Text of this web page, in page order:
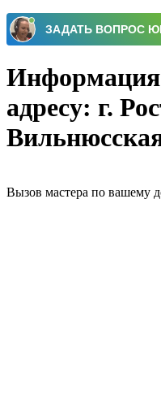
Информация
адресу: г.
Вызов мастера по вашему